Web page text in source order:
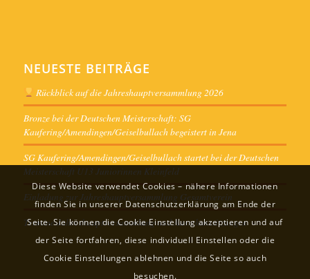
NEUESTE BEITRÄGE
Rückblick auf die Jahreshauptversammlung 2026
Bronze bei der Deutschen Meisterschaft: SG
Kaufering/Amendingen/Geiselbullach begeistert in Jena
SG Kaufering/Amendingen/Geiselbullach startet bei der Deutschen
Meisterschaft U13 Juniorinnen Kleinfeld
Einladung zur Jahreshauptversammlung Gesamtverein
Termine Jahreshauptversammlung und Ausschusssitzungen
Diese Website verwendet Cookies – nähere Informationen
finden Sie in unserer Datenschutzerklärung am Ende der
Seite. Sie können die Cookie Einstellung akzeptieren und auf
der Seite fortfahren, diese individuell Einstellen oder die
Cookie Einstellungen ablehnen und die Seite so auch
besuchen.